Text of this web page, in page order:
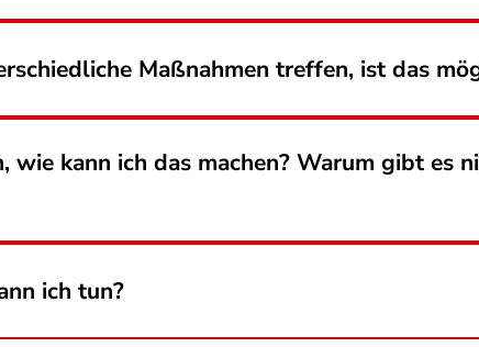
Maßnahmen treffen, ist das
kann ich das machen? Warum gibt es
ich tun?